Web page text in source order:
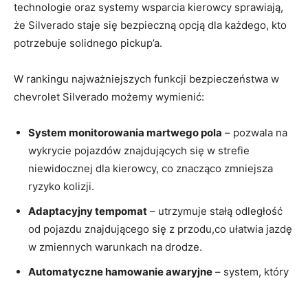
technologie oraz systemy wsparcia kierowcy sprawiają,
że Silverado staje się bezpieczną opcją dla każdego, kto
potrzebuje solidnego pickup’a.
W rankingu najważniejszych funkcji bezpieczeństwa w
chevrolet Silverado możemy wymienić:
System monitorowania martwego pola – pozwala na
wykrycie pojazdów znajdujących się w strefie
niewidocznej dla kierowcy, co znacząco zmniejsza
ryzyko kolizji.
Adaptacyjny tempomat – utrzymuje stałą odległość
od pojazdu znajdującego się z przodu,co ułatwia jazdę
w zmiennych warunkach na drodze.
Automatyczne hamowanie awaryjne – system, który